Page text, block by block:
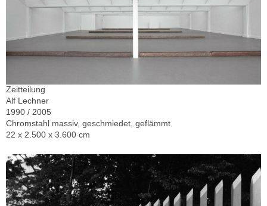
Zeitteilung
Alf Lechner
1990 / 2005
Chromstahl massiv, geschmiedet, geflämmt
22 x 2.500 x 3.600 cm